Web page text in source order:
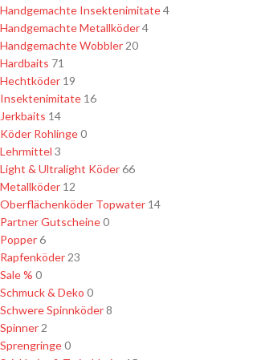
Handgemachte Insektenimitate4
Handgemachte Metallköder4
Handgemachte Wobbler 20
Hardbaits 71
Hechtköder 19
Insektenimitate 16
Jerkbaits 14
Köder Rohlinge0
Lehrmittel 3
Light & Ultralight Köder66
Metallköder 12
Oberflächenköder Topwater 14
Partner Gutscheine0
Popper6
Rapfenköder 23
Sale % 0
Schmuck & Deko 0
Schwere Spinnköder8
Spinner 2
Sprengringe0